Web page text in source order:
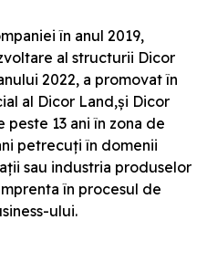
în anul 2019,
al structurii Dicor
2022, a promovat în
al Dicor Land,și Dicor
13 ani în zona de
petrecuți în domenii
sau industria produselor
în procesul de
ului.